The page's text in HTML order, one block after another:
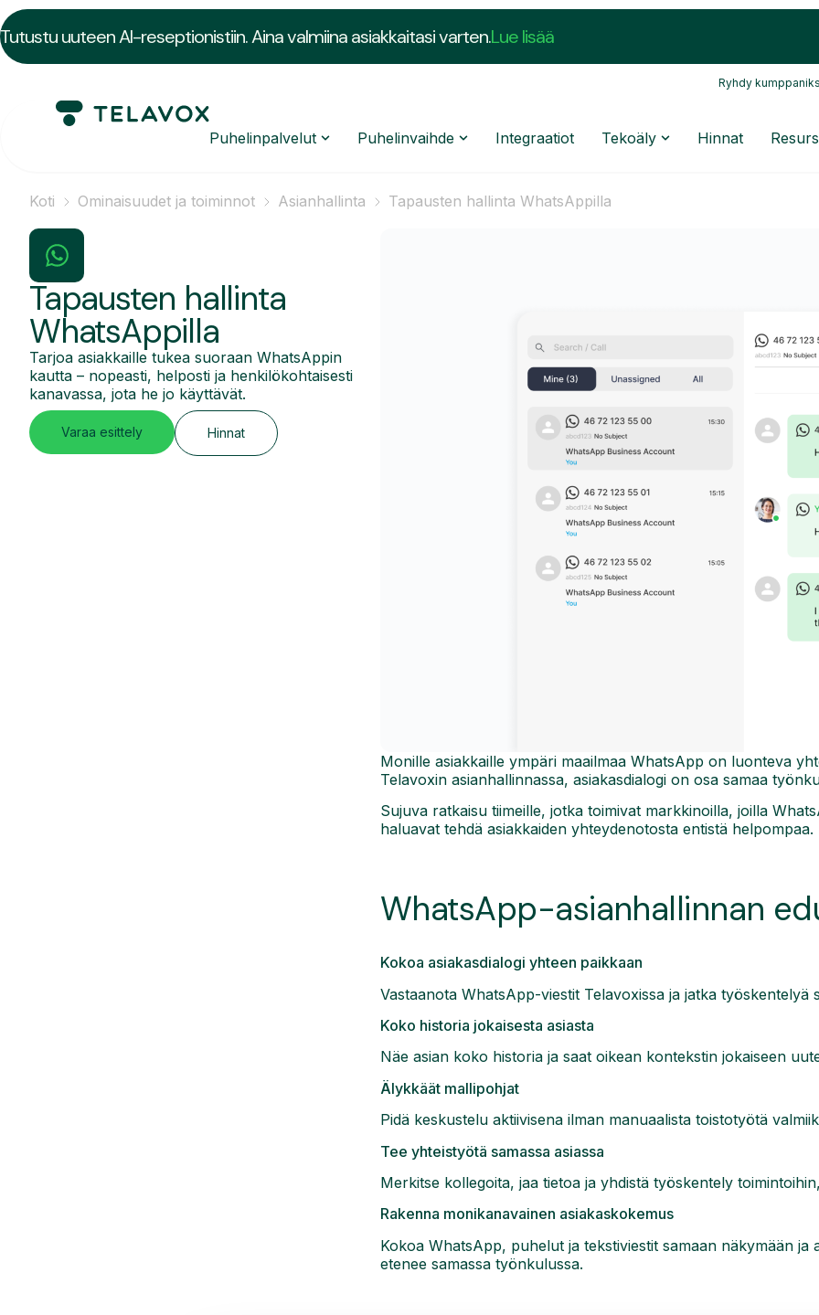
Tutustu uuteen AI-reseptionistiin. Aina valmiina asiakkaitasi varten.Lue lisää
Ryhdy
Puhelinpalvelut Puhelinvaihde Integraatiot Tekoäly Hinnat
Koti Ominaisuudet ja toiminnot Asianhallinta Tapausten hallinta WhatsAppilla
Tapausten hallinta
WhatsAppilla
Tarjoa asiakkaille tukea suoraan WhatsAppin
kautta – nopeasti, helposti ja henkilökohtaisesti
kanavassa, jota he jo käyttävät.
Varaa esittely Hinnat
Monille asiakkaille ympäri maailmaa WhatsApp on luonteva
Telavoxin asianhallinnassa, asiakasdialogi on osa samaa
Sujuva ratkaisu tiimeille, jotka toimivat markkinoilla, joilla
haluavat tehdä asiakkaiden yhteydenotosta entistä helpompaa.
WhatsApp-asianhallinnan
Kokoa asiakasdialogi yhteen paikkaan
Vastaanota WhatsApp-viestit Telavoxissa ja jatka
Koko historia jokaisesta asiasta
Näe asian koko historia ja saat oikean kontekstin jokaiseen
Älykkäät mallipohjat
Pidä keskustelu aktiivisena ilman manuaalista toistotyötä
Tee yhteistyötä samassa asiassa
Merkitse kollegoita, jaa tietoa ja yhdistä työskentely
Rakenna monikanavainen asiakaskokemus
Kokoa WhatsApp, puhelut ja tekstiviestit samaan näkymään
etenee samassa työnkulussa.